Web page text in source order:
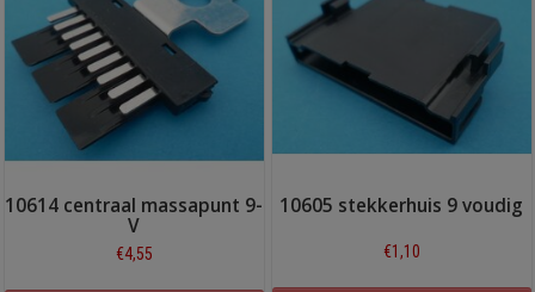
10614 centraal massapunt 9-
V
€4,55
10605 stekkerhuis 9 voudig
€1,10